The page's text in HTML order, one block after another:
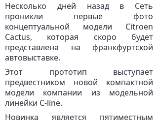
Несколько дней назад в Сеть
проникли первые фото
концептуальной модели Citroen
Cactus, которая скоро будет
представлена на франкфуртской
автовыставке.
Этот прототип выступает
предвестником новой компактной
модели компании из модельной
линейки С-line.
Новинка является пятиместным